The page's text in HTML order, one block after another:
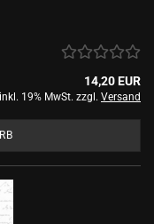
14,20 EUR
inkl. 19% MwSt. zzgl. Versand